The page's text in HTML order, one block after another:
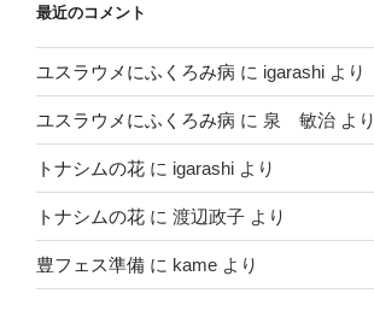
最近のコメント
ユスラウメにふくろみ病 に igarashi より
ユスラウメにふくろみ病 に 泉 敏治 より
トナシムの花 に igarashi より
トナシムの花 に 渡辺政子 より
豊フェス準備 に kame より